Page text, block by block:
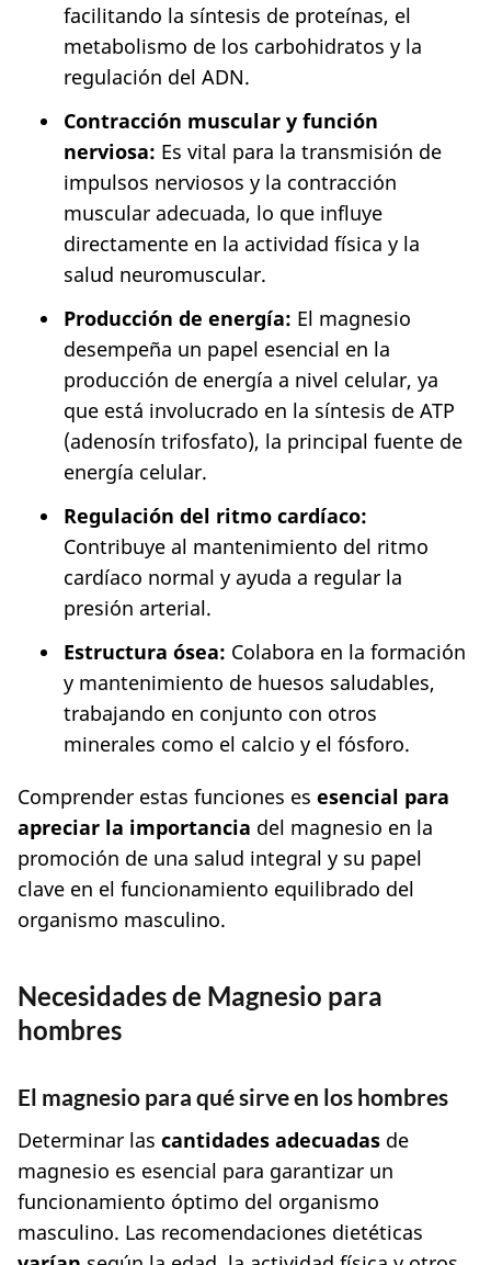
facilitando la síntesis de proteínas, el
metabolismo de los carbohidratos y la
regulación del ADN.
Contracción muscular y función
nerviosa: Es vital para la transmisión de
impulsos nerviosos y la contracción
muscular adecuada, lo que influye
directamente en la actividad física y la
salud neuromuscular.
Producción de energía: El magnesio
desempeña un papel esencial en la
producción de energía a nivel celular, ya
que está involucrado en la síntesis de ATP
(adenosín trifosfato), la principal fuente de
energía celular.
Regulación del ritmo cardíaco:
Contribuye al mantenimiento del ritmo
cardíaco normal y ayuda a regular la
presión arterial.
Estructura ósea: Colabora en la formación
y mantenimiento de huesos saludables,
trabajando en conjunto con otros
minerales como el calcio y el fósforo.
Comprender estas funciones es esencial para
apreciar la importancia del magnesio en la
promoción de una salud integral y su papel
clave en el funcionamiento equilibrado del
organismo masculino.
Necesidades de Magnesio para
hombres
El magnesio para qué sirve en los hombres
Determinar las cantidades adecuadas de
magnesio es esencial para garantizar un
funcionamiento óptimo del organismo
masculino. Las recomendaciones dietéticas